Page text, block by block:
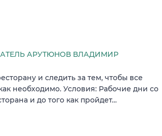
АРУТЮНОВ ВЛАДИМИР
и следить за тем, чтобы все
необходимо. Условия: Рабочие дни со
и до того как пройдет…